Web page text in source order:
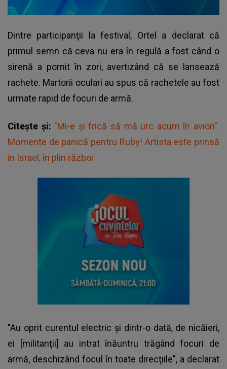
Dintre participanţii la festival, Ortel a declarat că
primul semn că ceva nu era în regulă a fost când o
sirenă a pornit în zori, avertizând că se lansează
rachete. Martorii oculari au spus că rachetele au fost
urmate rapid de focuri de armă.
Citește și: "Mi-e şi frică să mă urc acum în avion".
Momente de panică pentru Ruby! Artista este prinsă
în Israel, în plin război
"Au oprit curentul electric şi dintr-o dată, de nicăieri,
ei [militanţii] au intrat înăuntru trăgând focuri de
armă, deschizând focul în toate direcţiile", a declarat